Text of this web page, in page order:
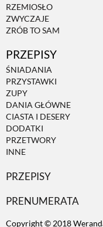
RZEMIOSŁO
ZWYCZAJE
ZRÓB TO SAM
PRZEPISY
ŚNIADANIA
PRZYSTAWKI
ZUPY
DANIA GŁÓWNE
CIASTA I DESERY
DODATKI
PRZETWORY
INNE
PRZEPISY
PRENUMERATA
Copyright © 2018